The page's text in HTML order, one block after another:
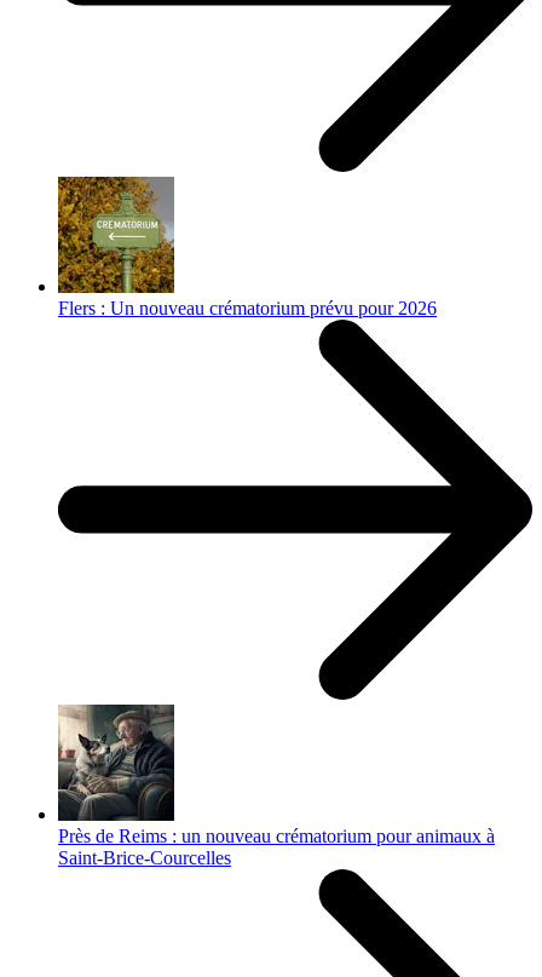
Flers : Un nouveau crématorium prévu pour 2026
Près de Reims : un nouveau crématorium pour animaux à
Saint-Brice-Courcelles